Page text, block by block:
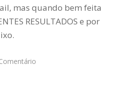
mas quando bem feita
RESULTADOS e por